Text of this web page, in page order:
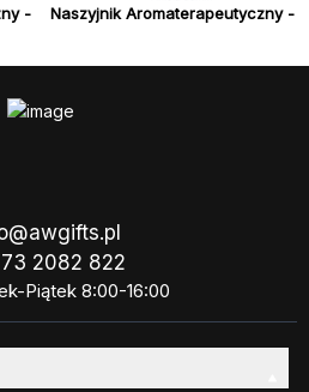
-
Naszyjnik Aromaterapeutyczny -
2082 822
Piątek 8:00-16:00